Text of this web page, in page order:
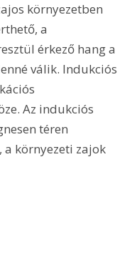
környezetben
a
érkező hang a
válik. Indukciós
Az indukciós
téren
környezeti zajok